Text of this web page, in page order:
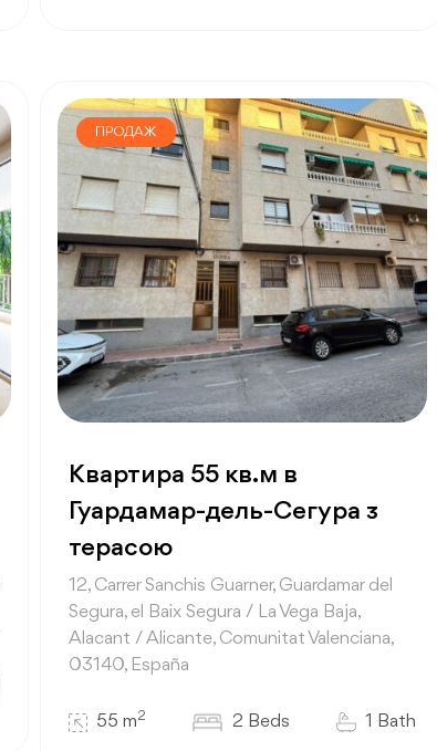
ПРОДАЖ
Квартира 55 кв.м в
Гуардамар-дель-Сегура з
терасою
12, Carrer Sanchis Guarner, Guardamar del
Segura, el Baix Segura / La Vega Baja,
Alacant / Alicante, Comunitat Valenciana,
03140, España
55 m2 2 Beds 1 Bath